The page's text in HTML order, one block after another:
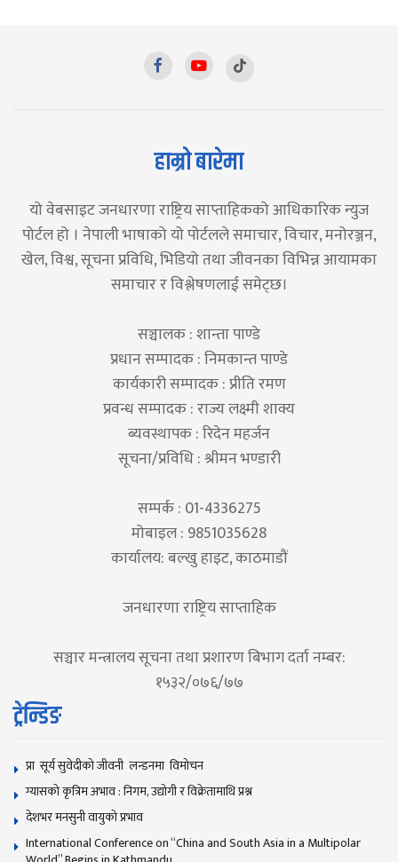
हाम्रो बारेमा
यो वेबसाइट जनधारणा राष्ट्रिय साप्ताहिकको आधिकारिक न्युज
पोर्टल हो । नेपाली भाषाको यो पोर्टलले समाचार, विचार, मनोरञ्जन,
खेल, विश्व, सूचना प्रविधि, भिडियो तथा जीवनका विभिन्न आयामका
समाचार र विश्लेषणलाई समेट्छ।
सञ्चालक : शान्ता पाण्डे
प्रधान सम्पादक : निमकान्त पाण्डे
कार्यकारी सम्पादक : प्रीति रमण
प्रवन्ध सम्पादक : राज्य लक्ष्मी शाक्य
ब्यवस्थापक : रिदेन महर्जन
सूचना/प्रविधि : श्रीमन भण्डारी
सम्पर्क : 01-4336275
मोबाइल : 9851035628
कार्यालय: बल्खु हाइट, काठमाडौं
जनधारणा राष्ट्रिय साप्ताहिक
सञ्चार मन्त्रालय सूचना तथा प्रशारण बिभाग दर्ता नम्बर:
१५३२/०७६/७७
ट्रेन्डिङ
प्रा सूर्य सुवेदीको जीवनी लन्डनमा विमोचन
ग्यासको कृत्रिम अभाव : निगम, उद्योगी र विक्रेतामाथि प्रश्न
देशभर मनसुनी वायुको प्रभाव
International Conference on “China and South Asia in a Multipolar